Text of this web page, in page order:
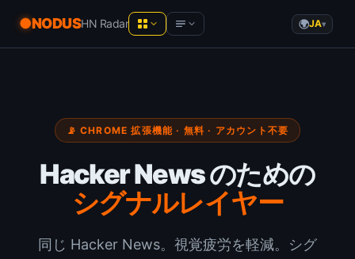
NODUSHN Radar
YT Radar
HN Radar
より穏やかな Hacker News
Product Hunt を履歴付きで
Hacker News — Live analytics
AI newsletters
JA▾
📡 CHROME 拡張機能 · 無料 · アカウント不要
Hacker News のための
シグナルレイヤー
同じ Hacker News。視覚疲労を軽減。シグ